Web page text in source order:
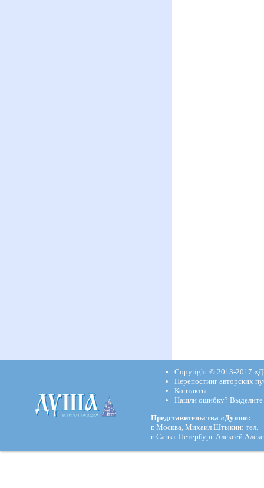
Copyright © 2013-2017
Перепостинг авторских
Контакты
Нашли ошибку?
Представительства «Души»:
г. Москва, Михаил Штыкин: тел.
г. Санкт-Петербург. Алексей